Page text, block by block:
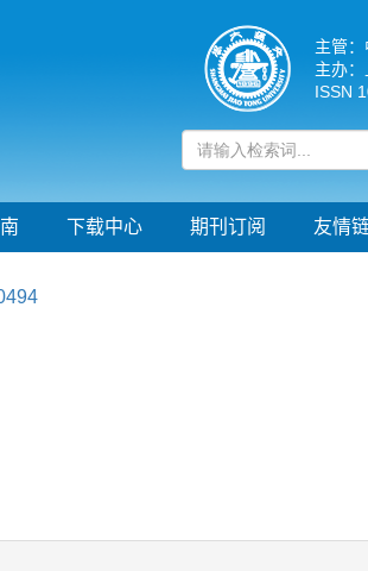
主管
主办
ISSN
下载中心 期刊订阅 友情